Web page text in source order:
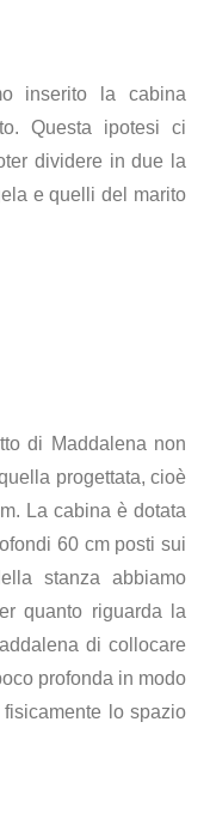
inserito la cabina
Questa ipotesi ci
dividere in due la
e quelli del marito
di Maddalena non
progettata, cioè
La cabina è dotata
60 cm posti sui
stanza abbiamo
quanto riguarda la
di collocare
profonda in modo
lo spazio